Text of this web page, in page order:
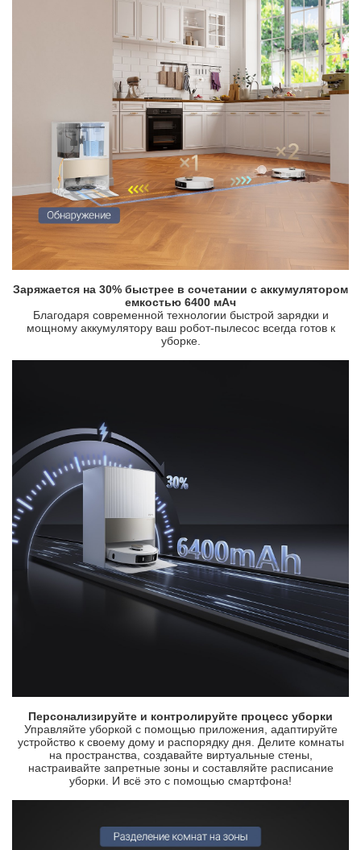
Заряжается на 30% быстрее в сочетании с аккумулятором
емкостью 6400 мАч
Благодаря современной технологии быстрой зарядки и
мощному аккумулятору ваш робот-пылесос всегда готов к
уборке.
Персонализируйте и контролируйте процесс уборки
Управляйте уборкой с помощью приложения, адаптируйте
устройство к своему дому и распорядку дня. Делите комнаты
на пространства, создавайте виртуальные стены,
настраивайте запретные зоны и составляйте расписание
уборки. И всё это с помощью смартфона!